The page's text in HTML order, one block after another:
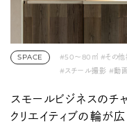
SPACE #50〜80㎡ #その
#スチール撮影 #動
スモールビジネスのチ
クリエイティブの輪が